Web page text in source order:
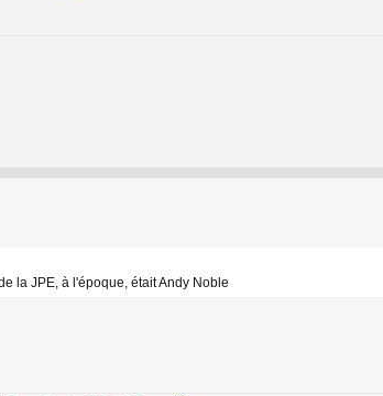
la JPE, à l'époque, était Andy Noble